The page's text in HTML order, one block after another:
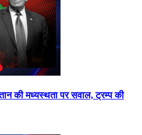
की मध्यस्थता पर सवाल, ट्रम्प की